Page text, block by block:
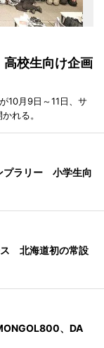
校生向け企画
10月9日～11日、サ
れる。
プラリー 小学生向
ス 北海道初の常設
、DA